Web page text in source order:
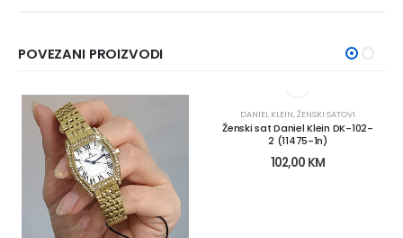
POVEZANI PROIZVODI
DANIEL KLEIN,ŽENSKI SATOVI
Ženski sat Daniel Klein DK-102-
2 (11475-1n)
102,00 KM